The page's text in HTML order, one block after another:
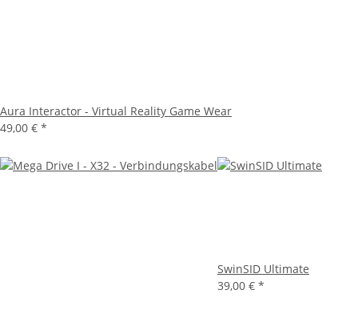
Aura Interactor - Virtual Reality Game Wear
49,00 € *
SwinSID Ultimate
39,00 € *